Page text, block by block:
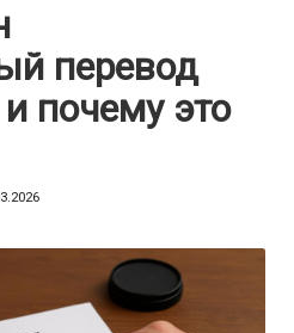
перевод
почему это